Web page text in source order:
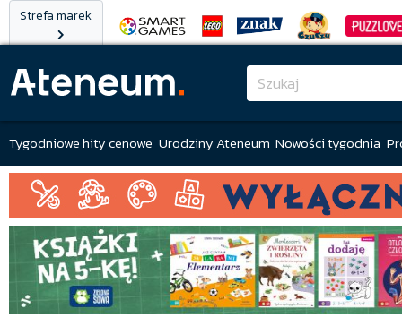
Strefa marek
Tygodniowe hity cenowe Urodziny Ateneum Nowości tygodnia